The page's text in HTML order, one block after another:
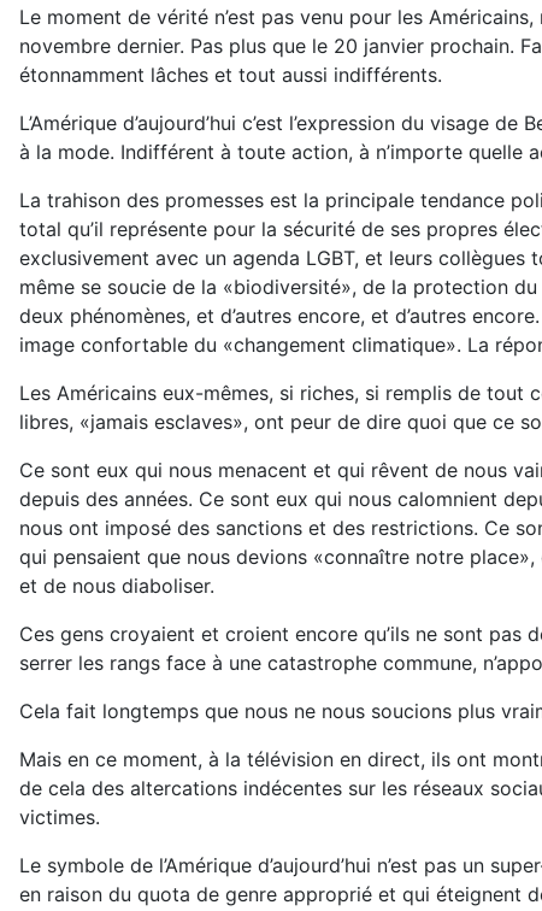
Le moment de vérité n’est pas venu pour les
novembre dernier. Pas plus que le 20 janvier prochain.
étonnamment lâches et tout aussi indifférents.
L’Amérique d’aujourd’hui c’est l’expression du visage
à la mode. Indifférent à toute action, à n’importe quelle
La trahison des promesses est la principale tendance
total qu’il représente pour la sécurité de ses propres
exclusivement avec un agenda LGBT, et leurs
même se soucie de la «biodiversité», de la protection
deux phénomènes, et d’autres encore, et d’autres
image confortable du «changement climatique». La
Les Américains eux-mêmes, si riches, si remplis de tout
libres, «jamais esclaves», ont peur de dire quoi que ce
Ce sont eux qui nous menacent et qui rêvent de nous
depuis des années. Ce sont eux qui nous calomnient
nous ont imposé des sanctions et des restrictions. Ce
qui pensaient que nous devions «connaître notre
et de nous diaboliser.
Ces gens croyaient et croient encore qu’ils ne sont pas
serrer les rangs face à une catastrophe commune,
Cela fait longtemps que nous ne nous soucions plus
Mais en ce moment, à la télévision en direct, ils ont
de cela des altercations indécentes sur les réseaux
victimes.
Le symbole de l’Amérique d’aujourd’hui n’est pas un
en raison du quota de genre approprié et qui éteignent